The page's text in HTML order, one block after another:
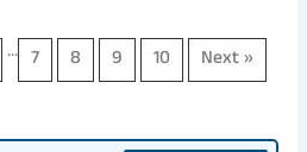
… 7 8 9 10 Next »